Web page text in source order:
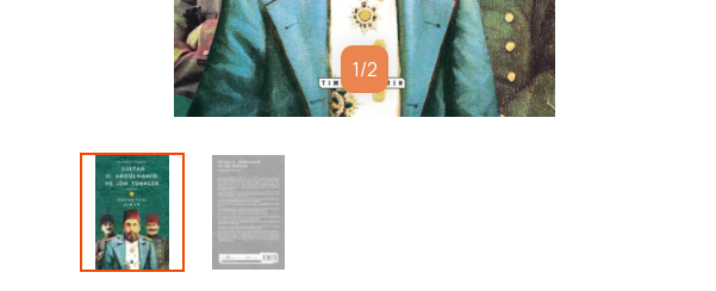
1/2
Sultan II. Abdülhamid’in koruması, Jön Türklerin kurtarması; gayrimüslim
komitacıların paylaşması gereken bir devlet için üç farklı taraf arasındaki
mücadele tam bir asır sürmüştür. Yöneticiler bu uğurda devletin bütün
imkânlarını kullanır, karşıtları gizli örgütler kurar, yönetim karşıtı faaliyetler
ve ihtilaller yapar. 1889-1908 yılları [...]